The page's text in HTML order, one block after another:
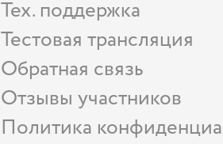
Тех. поддержка
Тестовая трансляция
Обратная связь
Отзывы участников
Политика